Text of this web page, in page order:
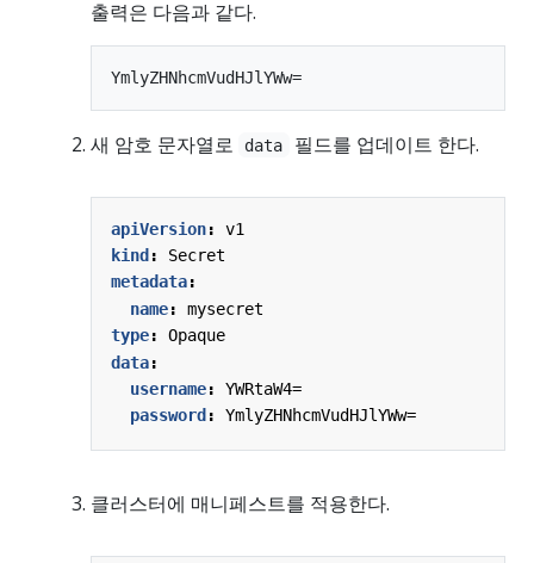
출력은 다음과 같다.
새 암호 문자열로 data 필드를 업데이트 한다.
apiVersion:
v1
kind :
Secret
metadata:
name:
mysecret
type:
Opaque
data:
username:
YWRtaW4=
password : YmlyZHNhcmVudHJlYWw=
클러스터에 매니페스트를 적용한다.